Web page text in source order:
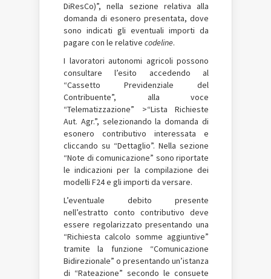
DiResCo)”, nella sezione relativa alla
domanda di esonero presentata, dove
sono indicati gli eventuali importi da
pagare con le relative codeline.
I lavoratori autonomi agricoli possono
consultare l’esito accedendo al
“Cassetto Previdenziale del
Contribuente”, alla voce
“Telematizzazione” >“Lista Richieste
Aut. Agr.”, selezionando la domanda di
esonero contributivo interessata e
cliccando su “Dettaglio”. Nella sezione
“Note di comunicazione” sono riportate
le indicazioni per la compilazione dei
modelli F24 e gli importi da versare.
L’eventuale debito presente
nell’estratto conto contributivo deve
essere regolarizzato presentando una
“Richiesta calcolo somme aggiuntive”
tramite la funzione “Comunicazione
Bidirezionale” o presentando un’istanza
di “Rateazione” secondo le consuete